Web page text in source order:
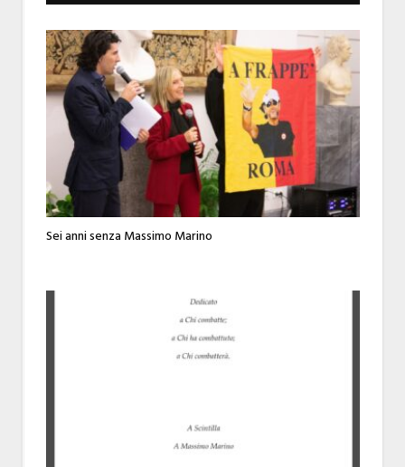
Sei anni senza Massimo Marino